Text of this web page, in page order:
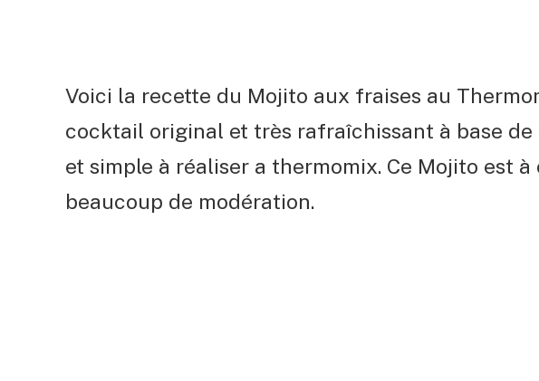
Voici la recette du Mojito aux fraises au
cocktail original et très rafraîchissant à base
et simple à réaliser a thermomix. Ce Mojito est à
beaucoup de modération.